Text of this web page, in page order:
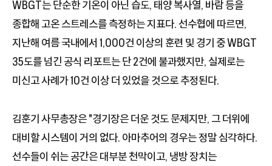
WBGT는 단순한 기온이 아닌 습도, 태양 복사열, 바람 등을
종합해 고온 스트레스를 측정하는 지표다. 선수협에 따르면,
지난해 여름 국내에서 1,000건 이상의 훈련 및 경기 중 WBGT
35도를 넘긴 공식 리포트는 단 2건에 불과했지만, 실제로는
미신고 사례가 10건 이상 더 있었을 것으로 추정된다.
김훈기 사무총장은 "경기장은 더운 것도 문제지만, 그 더위에
대비할 시스템이 거의 없다. 아마추어의 경우는 정말 심각하다.
선수들이 쉬는 공간은 대부분 천막이고, 냉방 장치는